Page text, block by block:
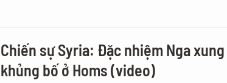
Chiến sự Syria: Đặc nhiệm Nga
khủng bố ở Homs (video)